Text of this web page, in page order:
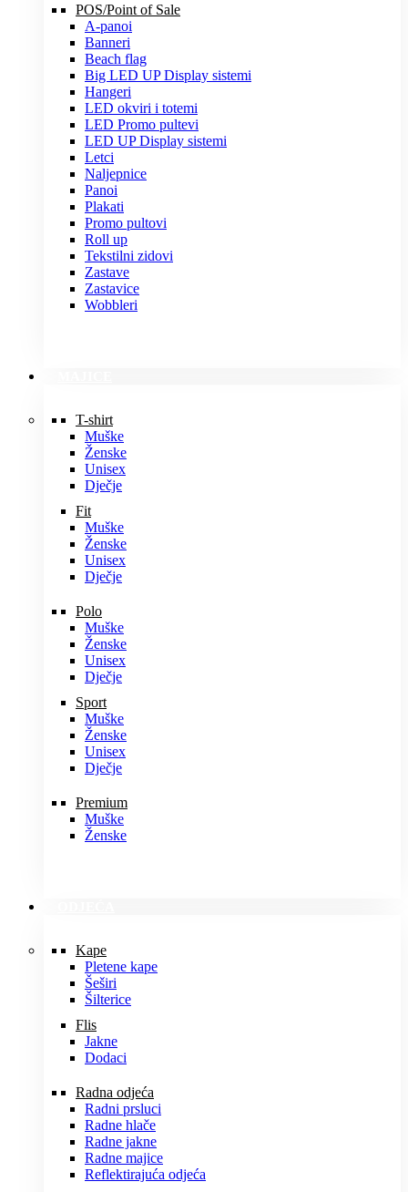
POS/Point of Sale
A-panoi
Banneri
Beach flag
Big LED UP Display sistemi
Hangeri
LED okviri i totemi
LED Promo pultevi
LED UP Display sistemi
Letci
Naljepnice
Panoi
Plakati
Promo pultovi
Roll up
Tekstilni zidovi
Zastave
Zastavice
Wobbleri
T-shirt
Muške
Ženske
Unisex
Dječje
Fit
Muške
Ženske
Unisex
Dječje
Polo
Muške
Ženske
Unisex
Dječje
Sport
Muške
Ženske
Unisex
Dječje
Premium
Muške
Ženske
Kape
Pletene kape
Šeširi
Šilterice
Flis
Jakne
Dodaci
Radna odjeća
Radni prsluci
Radne hlače
Radne jakne
Radne majice
Reflektirajuća odjeća